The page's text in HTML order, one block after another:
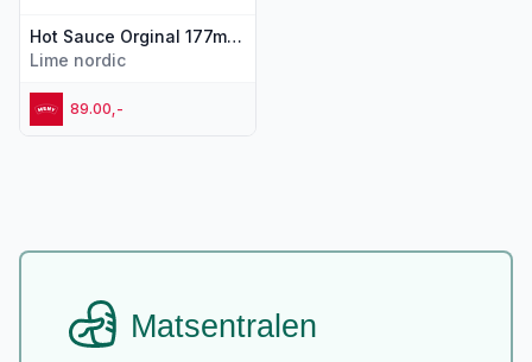
Hot Sauce Orginal 177ml Louisiana Brand
Lime nordic
89.00,-